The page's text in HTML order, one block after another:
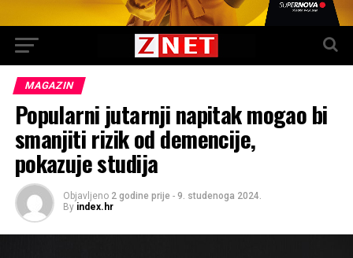
MAGAZIN
Popularni jutarnji napitak mogao bi
smanjiti rizik od demencije,
pokazuje studija
Objavljeno 2 godine prije - 9. studenoga 2024.
By index.hr